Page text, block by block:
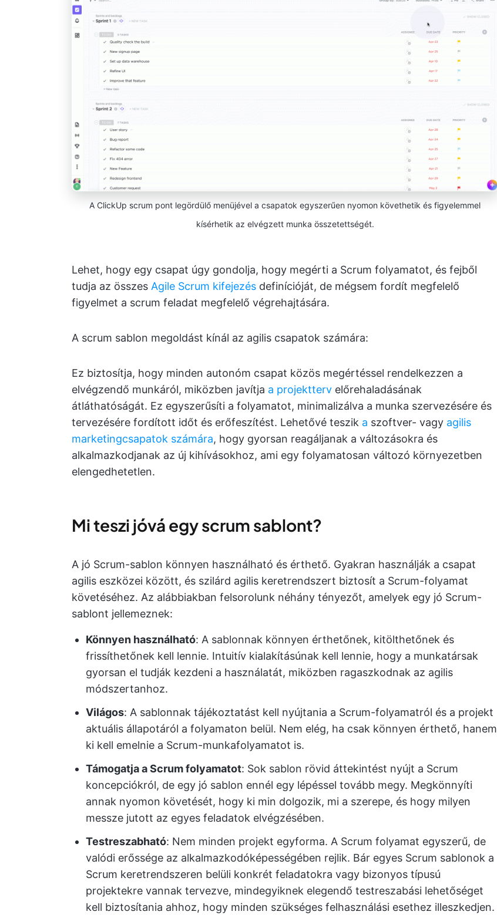
A ClickUp scrum pont legördülő menüjével a csapatok egyszerűen nyomon követhetik és figyelemmel
kísérhetik az elvégzett munka összetettségét.
Lehet, hogy egy csapat úgy gondolja, hogy megérti a Scrum folyamatot, és fejből
tudja az összes Agile Scrum kifejezés definícióját, de mégsem fordít megfelelő
figyelmet a scrum feladat megfelelő végrehajtására.
A scrum sablon megoldást kínál az agilis csapatok számára:
Ez biztosítja, hogy minden autonóm csapat közös megértéssel rendelkezzen a
elvégzendő munkáról, miközben javítja a projektterv előrehaladásának
átláthatóságát. Ez egyszerűsíti a folyamatot, minimalizálva a munka szervezésére és
tervezésére fordított időt és erőfeszítést. Lehetővé teszik a szoftver- vagy agilis
marketingcsapatok számára, hogy gyorsan reagáljanak a változásokra és
alkalmazkodjanak az új kihívásokhoz, ami egy folyamatosan változó környezetben
elengedhetetlen.
Mi teszi jóvá egy scrum sablont?
A jó Scrum-sablon könnyen használható és érthető. Gyakran használják a csapat
agilis eszközei között, és szilárd agilis keretrendszert biztosít a Scrum-folyamat
követéséhez. Az alábbiakban felsorolunk néhány tényezőt, amelyek egy jó Scrum-
sablont jellemeznek:
Könnyen használható: A sablonnak könnyen érthetőnek, kitölthetőnek és
frissíthetőnek kell lennie. Intuitív kialakításúnak kell lennie, hogy a munkatársak
gyorsan el tudják kezdeni a használatát, miközben ragaszkodnak az agilis
módszertanhoz.
Világos: A sablonnak tájékoztatást kell nyújtania a Scrum-folyamatról és a projekt
aktuális állapotáról a folyamaton belül. Nem elég, ha csak könnyen érthető, hanem
ki kell emelnie a Scrum-munkafolyamatot is.
Támogatja a Scrum folyamatot: Sok sablon rövid áttekintést nyújt a Scrum
koncepciókról, de egy jó sablon ennél egy lépéssel tovább megy. Megkönnyíti
annak nyomon követését, hogy ki min dolgozik, mi a szerepe, és hogy milyen
messze jutott az egyes feladatok elvégzésében.
Testreszabható: Nem minden projekt egyforma. A Scrum folyamat egyszerű, de
valódi erőssége az alkalmazkodóképességében rejlik. Bár egyes Scrum sablonok a
Scrum keretrendszeren belüli konkrét feladatokra vagy bizonyos típusú
projektekre vannak tervezve, mindegyiknek elegendő testreszabási lehetőséget
kell biztosítania ahhoz, hogy minden szükséges felhasználási esethez illeszkedjen.